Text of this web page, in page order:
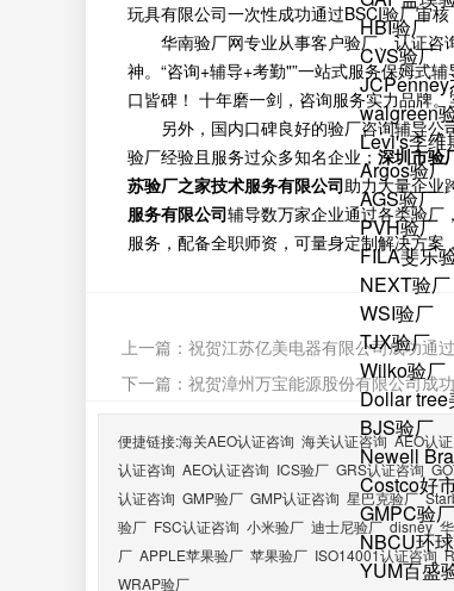
HBI验厂
CVS验厂
walgreen
Levi's李维
Argos验厂
AGS验厂
PVH验厂
FILA斐乐
NEXT验厂
WSI验厂
TJX验厂
Wilko验厂
Dollar
BJS验厂
Newell
Costco好
GMPC验厂
NBCU环
YUM百盛
玩具有限公司一次性成功通过BSCI验厂审
华南验厂网专业从事客户验厂、认证
神。“咨询+辅导+考勤"”一站式服务保姆式
口皆碑！ 十年磨一剑，咨询服务实力品牌
另外，国内口碑良好的验厂咨询辅导公
验厂经验且服务过众多知名企业；深圳市验
苏验厂之家技术服务有限公司助力大量企业
服务有限公司辅导数万家企业通过各类验厂
服务，配备全职师资，可量身定制解决方案
上一篇： 祝贺江苏亿美电器有限公司成功通
下一篇： 祝贺漳州万宝能源股份有限公司成
便捷链接:海关AEO认证咨询 海关认证咨询 AEO认
认证咨询 AEO认证咨询 ICS验厂 GRS认证咨询
认证咨询 GMP验厂 GMP认证咨询 星巴克验厂
验厂 FSC认证咨询 小米验厂 迪士尼验厂 disney
厂 APPLE苹果验厂 苹果验厂 ISO14001认证咨询
WRAP验厂